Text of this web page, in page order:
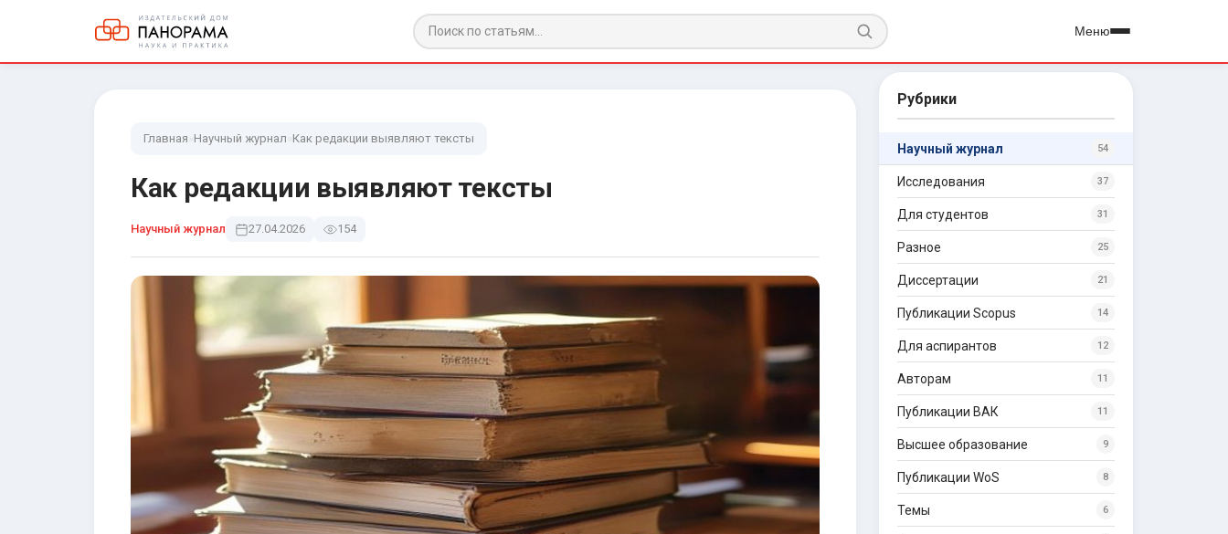
Меню
Главная » Научный журнал » Как редакции выявляют тексты
Как редакции выявляют тексты
Научный журнал 27.04.2026 154
Рубрики
Научный журнал 54
Исследования 37
Для студентов 31
Разное 25
Диссертации 21
Публикации Scopus 14
Для аспирантов 12
Авторам 11
Публикации ВАК 11
Высшее образование 9
Публикации WoS 8
Темы 6